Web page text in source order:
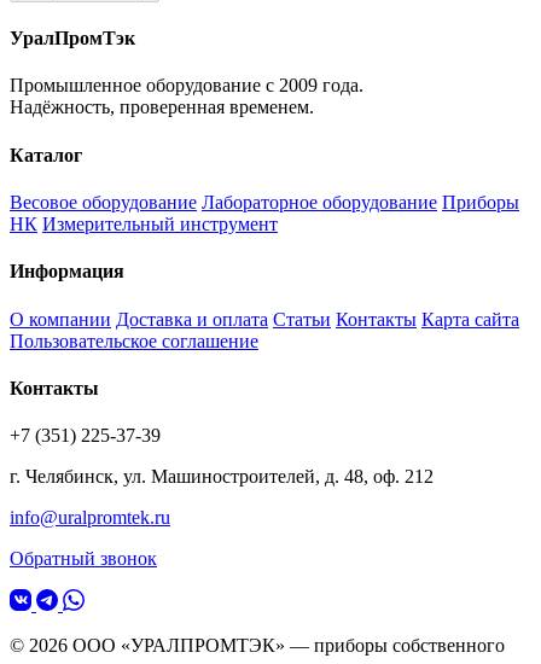
УралПромТэк
Промышленное оборудование с 2009 года.
Надёжность, проверенная временем.
Каталог
Весовое оборудование Лабораторное оборудование Приборы
НК Измерительный инструмент
Информация
О компании Доставка и оплата Статьи Контакты Карта сайта
Пользовательское соглашение
Контакты
+7 (351) 225-37-39
г. Челябинск, ул. Машиностроителей, д. 48, оф. 212
info@uralpromtek.ru
Обратный звонок
© 2026 ООО «УРАЛПРОМТЭК» — приборы собственного